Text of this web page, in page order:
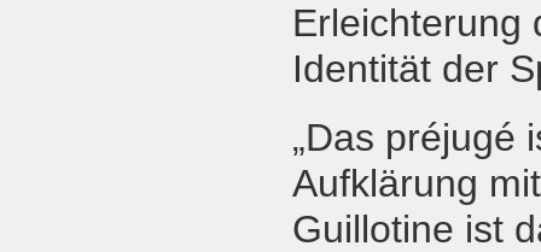
Erleichterung
Identität der
„Das préjugé
Aufklärung
Guillotine ist